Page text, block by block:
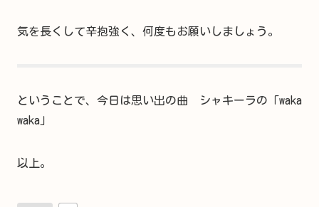
気を長くして辛抱強く、何度もお願いしましょう。
ということで、今日は思い出の曲 シャキーラの「waka
waka」
以上。